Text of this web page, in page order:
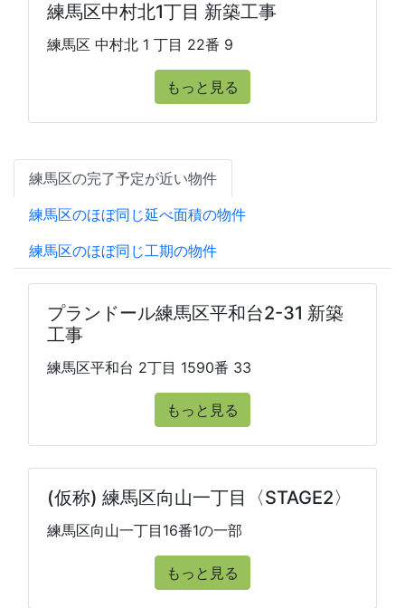
練馬区中村北1丁目 新築工事
練馬区 中村北 1 丁目 22番 9
もっと見る
練馬区の完了予定が近い物件
練馬区のほぼ同じ延べ面積の物件
練馬区のほぼ同じ工期の物件
プランドール練馬区平和台2-31 新築
工事
練馬区平和台 2丁目 1590番 33
もっと見る
(仮称) 練馬区向山一丁目〈STAGE2〉
練馬区向山一丁目16番1の一部
もっと見る